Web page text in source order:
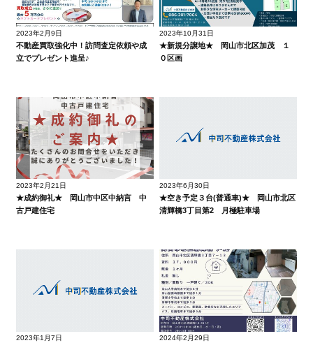
2023年2月9日
不動産買取強化中！訪問査定依頼や成
立でプレゼント進呈♪
2023年10月31日
★新規分譲地★ 岡山市北区加茂 １
０区画
2023年2月21日
★成約御礼★ 岡山市中区中納言 中
古戸建住宅
2023年6月30日
★空き予定３台(普通車)★ 岡山市北区
清輝橋3丁目第2 月極駐車場
2023年1月7日 2024年2月29日